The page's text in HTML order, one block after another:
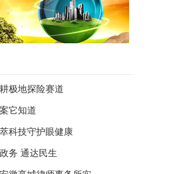
极地探险赛道
它知道
科技守护眼健康
务 通达民生